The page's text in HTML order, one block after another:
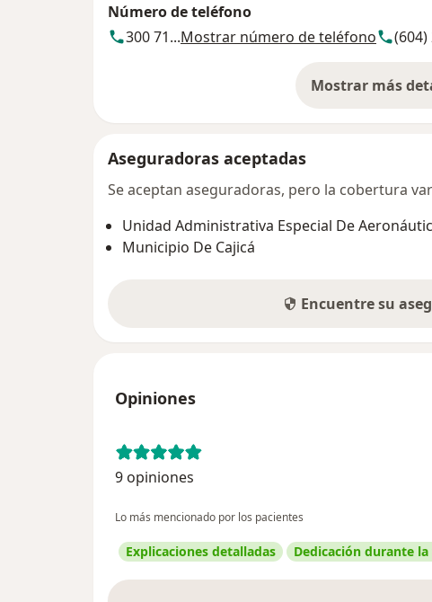
Número de teléfono
300 71...Mostrar número de teléfono (604)
Mostrar mássobre
Aseguradoras aceptadas
Se aceptan aseguradoras, pero la cobertura
Unidad Administrativa Especial De
Municipio De Cajicá
Encuentre su
Opiniones
9 opiniones
Lo más mencionado por los pacientes
Explicaciones detalladas Dedicación durante